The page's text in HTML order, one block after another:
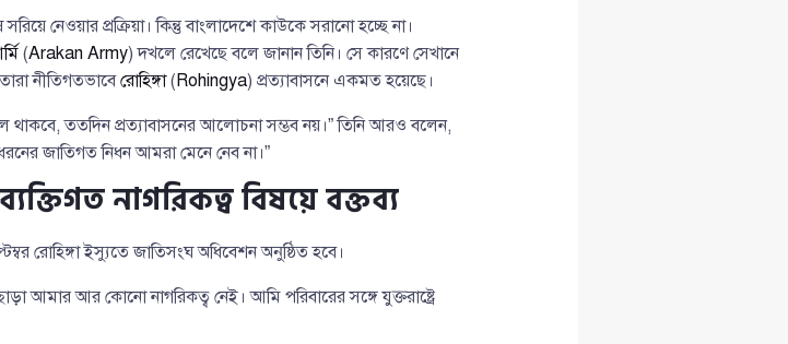
নেওয়ার প্রক্রিয়া। কিন্তু বাংলাদেশে কাউকে সরানো হচ্ছে না।
(Arakan Army) দখলে রেখেছে বলে জানান তিনি। সে কারণে সেখানে
নীতিগতভাবেরোহিঙ্গা(Rohingya) প্রত্যাবাসনে একমত হয়েছে।
থাকবে, ততদিন প্রত্যাবাসনের আলোচনা সম্ভব নয়।” তিনি আরও বলেন,
জাতিগত নিধন আমরা মেনে নেব না।”
নাগরিকত্ব বিষয়ে বক্তব্য
রোহিঙ্গা ইস্যুতে জাতিসংঘ অধিবেশন অনুষ্ঠিত হবে।
ছাড়া আমার আর কোনো নাগরিকত্ব নেই। আমি পরিবারের সঙ্গে যুক্তরাষ্ট্রে